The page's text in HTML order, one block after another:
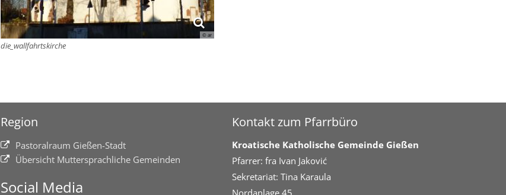
© ar
die_wallfahrtskirche
Region
Pastoralraum Gießen-Stadt
Übersicht Muttersprachliche Gemeinden
Social Media
Kontakt zum Pfarrbüro
Kroatische Katholische Gemeinde Gießen
Pfarrer: fra Ivan Jaković
Sekretariat: Tina Karaula
Nordanlage 45